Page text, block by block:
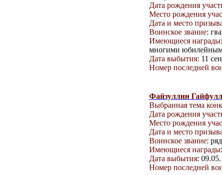
Дата рождения
Место рождения
Дата и место
Воинское звание:
Имеющиеся награды
многими
Дата выбытия: 11
Номер последней
Файзуллин
Выбранная тема
Дата рождения
Место рождения
Дата и место
Воинское звание:
Имеющиеся награды
Дата выбытия:
Номер последней